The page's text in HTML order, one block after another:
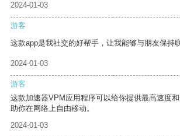
2024-01-03
游客
这款app是我社交的好帮手，让我能够与朋友保持
2024-01-03
游客
这款加速器VPM应用程序可以给你提供最高速度
助你在网络上自由移动。
2024-01-03